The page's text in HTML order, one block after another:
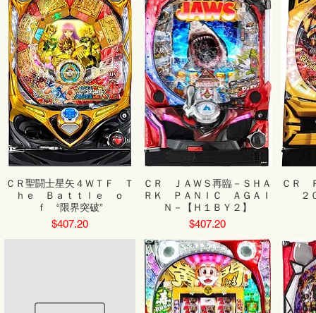
ＣＲ聖闘士星矢４ＷＴＦ Ｔ
ｈｅ Ｂａｔｔｌｅ ｏ
ｆ “限界突破”
Price
$407.20
ＣＲ ＪＡＷＳ再臨－ＳＨＡ
ＲＫ ＰＡＮＩＣ ＡＧＡＩ
Ｎ－【Ｈ１ＢＹ２】
Price
$407.20
ＣＲ
２